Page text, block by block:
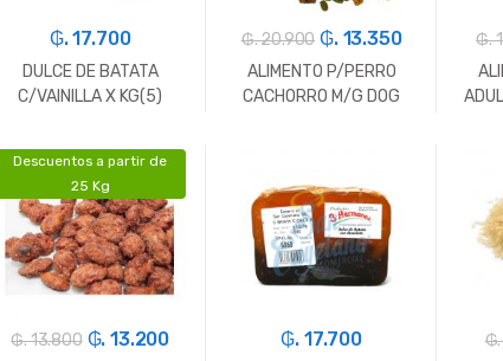
₲. 17.700
DULCE DE BATATA
C/VAINILLA X KG(5)
- Gr. +
₲. 20.900 ₲. 13.350
ALIMENTO P/PERRO
CACHORRO M/G DOG
₲.
Descuentos a partir de
25 Kg
₲. 13.800 ₲. 13.200 ₲. 17.700 ₲.